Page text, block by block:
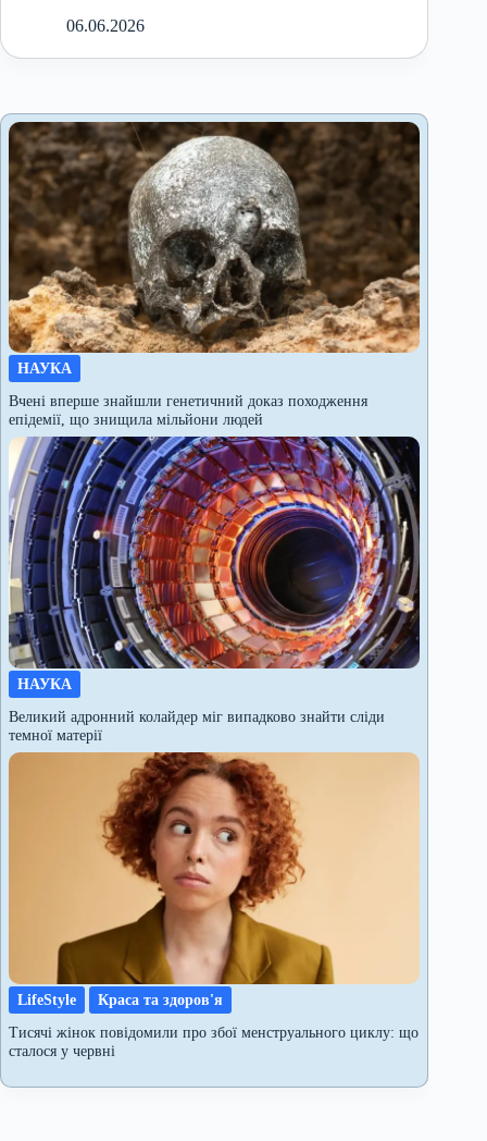
06.06.2026
НАУКА
Вчені вперше знайшли генетичний доказ походження
епідемії, що знищила мільйони людей
НАУКА
Великий адронний колайдер міг випадково знайти сліди
темної матерії
LifeStyle
Краса та здоров'я
Тисячі жінок повідомили про збої менструального циклу: що
сталося у червні